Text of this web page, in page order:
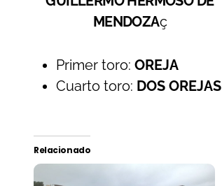
MENDOZAç
Primer toro: OREJA
Cuarto toro: DOS OREJAS
Relacionado